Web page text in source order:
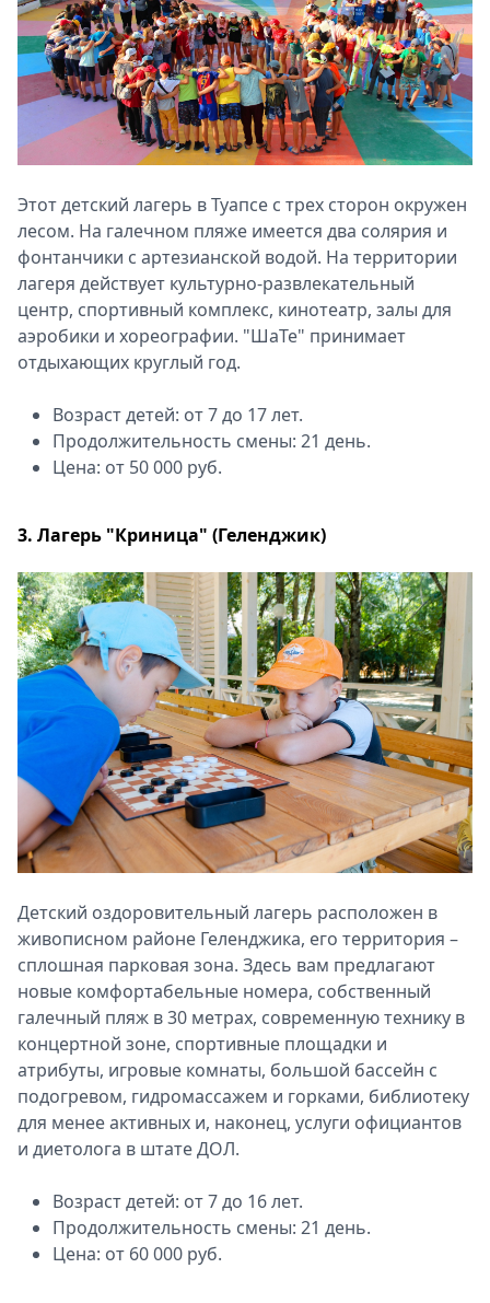
Этот детский лагерь в Туапсе с трех сторон окружен
лесом. На галечном пляже имеется два солярия и
фонтанчики с артезианской водой. На территории
лагеря действует культурно-развлекательный
центр, спортивный комплекс, кинотеатр, залы для
аэробики и хореографии. "ШаТе" принимает
отдыхающих круглый год.
Возраст детей: от 7 до 17 лет.
Продолжительность смены: 21 день.
Цена: от 50 000 руб.
3. Лагерь "Криница" (Геленджик)
Детский оздоровительный лагерь расположен в
живописном районе Геленджика, его территория –
сплошная парковая зона. Здесь вам предлагают
новые комфортабельные номера, собственный
галечный пляж в 30 метрах, современную технику в
концертной зоне, спортивные площадки и
атрибуты, игровые комнаты, большой бассейн с
подогревом, гидромассажем и горками, библиотеку
для менее активных и, наконец, услуги официантов
и диетолога в штате ДОЛ.
Возраст детей: от 7 до 16 лет.
Продолжительность смены: 21 день.
Цена: от 60 000 руб.